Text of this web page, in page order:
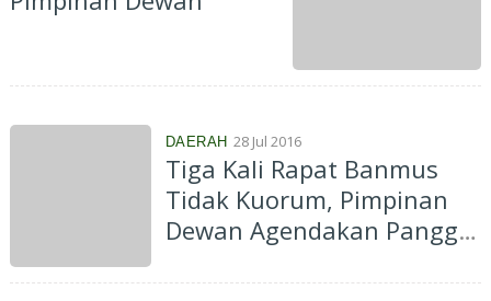
DAERAH 28 Jul 2016
Tiga Kali Rapat Banmus
Tidak Kuorum, Pimpinan
Dewan Agendakan Panggil